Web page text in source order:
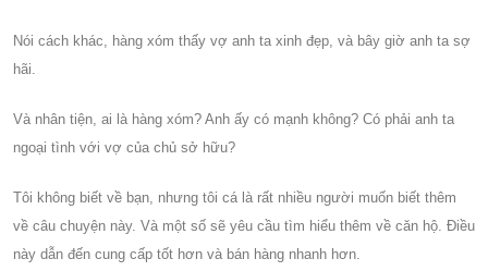
Nói cách khác, hàng xóm thấy vợ anh ta xinh đẹp, và bây giờ anh ta sợ
hãi.
Và nhân tiện, ai là hàng xóm? Anh ấy có mạnh không? Có phải anh ta
ngoại tình với vợ của chủ sở hữu?
Tôi không biết về bạn, nhưng tôi cá là rất nhiều người muốn biết thêm
về câu chuyện này. Và một số sẽ yêu cầu tìm hiểu thêm về căn hộ. Điều
này dẫn đến cung cấp tốt hơn và bán hàng nhanh hơn.